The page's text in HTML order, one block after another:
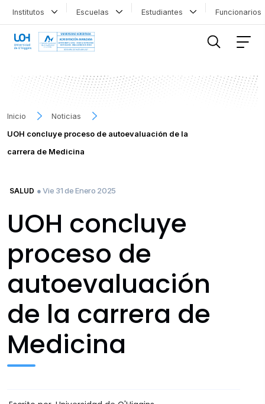
Institutos Escuelas Estudiantes
Inicio
Noticias
UOH concluye proceso de autoevaluación de la
carrera de Medicina
SALUD ● Vie 31 de Enero 2025
UOH concluye
proceso de
autoevaluación
de la carrera de
Medicina